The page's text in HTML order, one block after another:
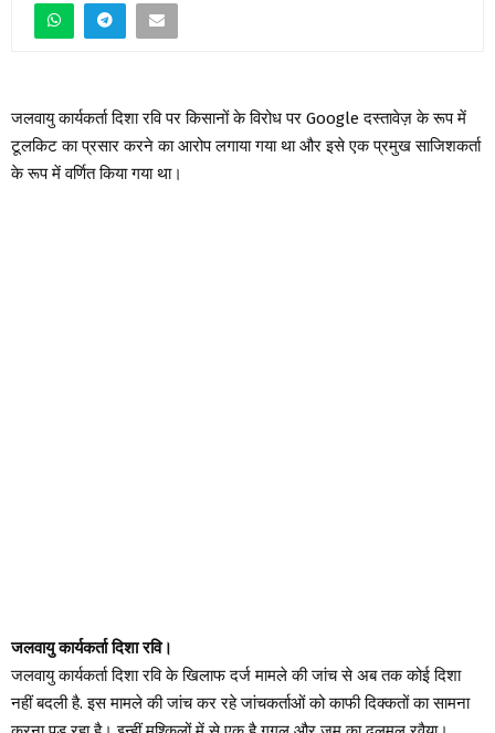
जलवायु कार्यकर्ता दिशा रवि पर किसानों के विरोध पर Google दस्तावेज़ के रूप में
टूलकिट का प्रसार करने का आरोप लगाया गया था और इसे एक प्रमुख साजिशकर्ता
के रूप में वर्णित किया गया था।
जलवायु कार्यकर्ता दिशा रवि।
जलवायु कार्यकर्ता दिशा रवि के खिलाफ दर्ज मामले की जांच से अब तक कोई दिशा
नहीं बदली है. इस मामले की जांच कर रहे जांचकर्ताओं को काफी दिक्कतों का सामना